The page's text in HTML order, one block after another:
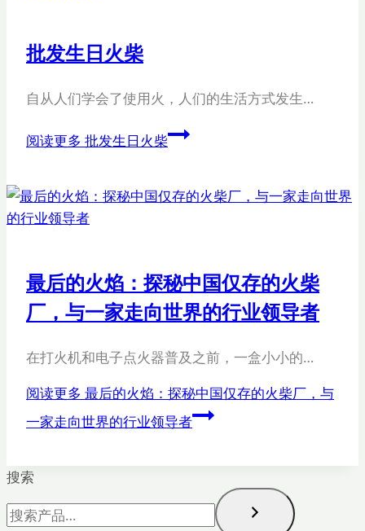
批发生日火柴
自从人们学会了使用火，人们的生活方式发生…
阅读更多 批发生日火柴
最后的火焰：探秘中国仅存的火柴
厂，与一家走向世界的行业领导者
在打火机和电子点火器普及之前，一盒小小的…
阅读更多 最后的火焰：探秘中国仅存的火柴厂，与
一家走向世界的行业领导者
搜索